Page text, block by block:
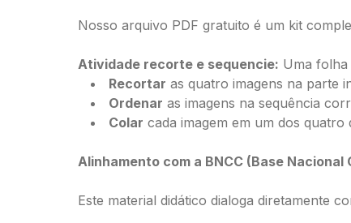
Nosso arquivo PDF gratuito é um kit
Atividade recorte e sequencie: Uma folha
Recortar as quatro imagens na parte
Ordenar as imagens na sequência
Colar cada imagem em um dos
Alinhamento com a BNCC (Base Nacional
Este material didático dialoga diretamente